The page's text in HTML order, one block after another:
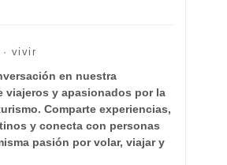
vivir
en nuestra
viajeros y apasionados por la
Comparte experiencias,
y conecta con personas
pasión por volar, viajar y